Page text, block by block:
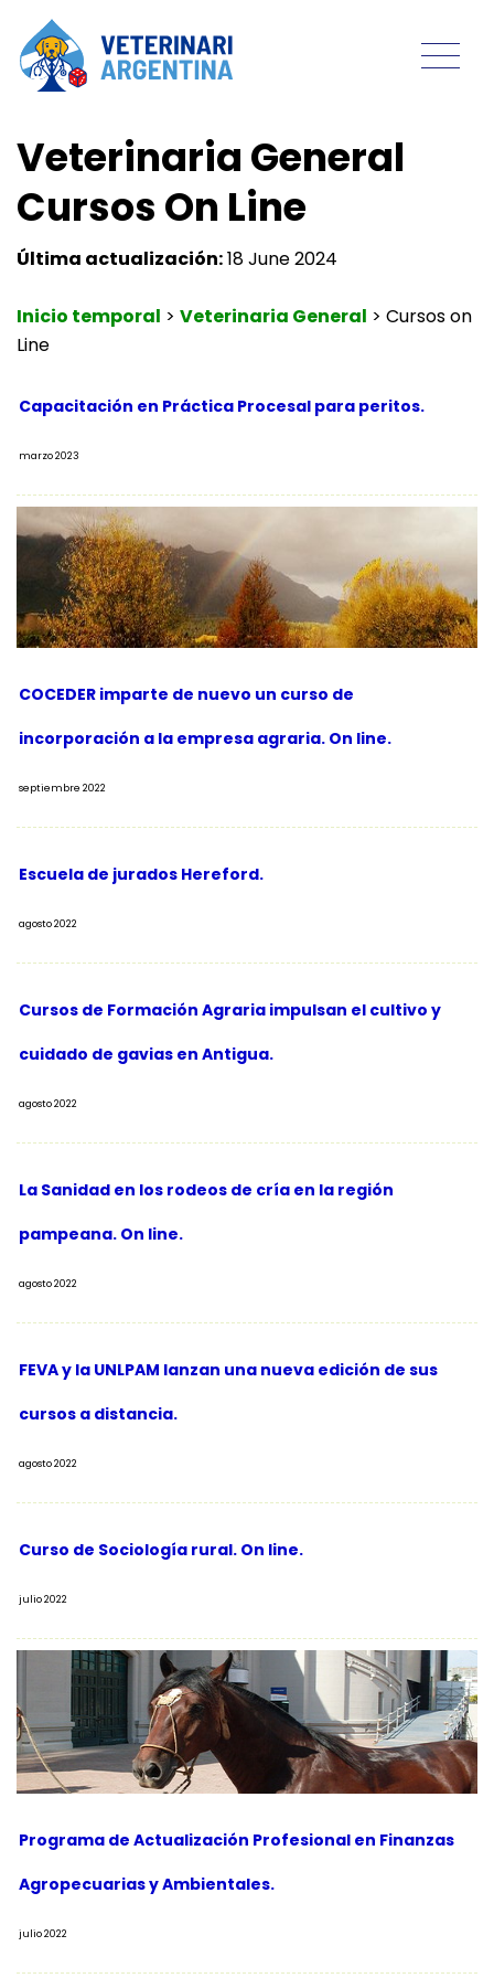
Veterinaria General
Cursos On Line
Última actualización:18 June 2024
Inicio temporal > Veterinaria General > Cursos on
Line
Capacitación en Práctica Procesal para peritos.
marzo 2023
COCEDER imparte de nuevo un curso de
incorporación a la empresa agraria. On line.
septiembre 2022
Escuela de jurados Hereford.
agosto 2022
Cursos de Formación Agraria impulsan el cultivo y
cuidado de gavias en Antigua.
agosto 2022
La Sanidad en los rodeos de cría en la región
pampeana. On line.
agosto 2022
FEVA y la UNLPAM lanzan una nueva edición de sus
cursos a distancia.
agosto 2022
Curso de Sociología rural. On line.
julio 2022
Programa de Actualización Profesional en Finanzas
Agropecuarias y Ambientales.
julio 2022